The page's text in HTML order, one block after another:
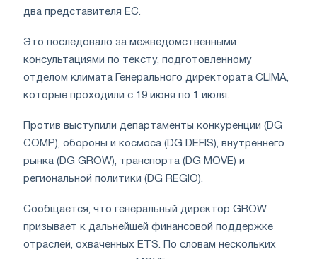
два представителя ЕС.
Это последовало за межведомственными
консультациями по тексту, подготовленному
отделом климата Генерального директората CLIMA,
которые проходили с 19 июня по 1 июля.
Против выступили департаменты конкуренции (DG
COMP), обороны и космоса (DG DEFIS), внутреннего
рынка (DG GROW), транспорта (DG MOVE) и
региональной политики (DG REGIO).
Сообщается, что генеральный директор GROW
призывает к дальнейшей финансовой поддержке
отраслей, охваченных ETS. По словам нескольких